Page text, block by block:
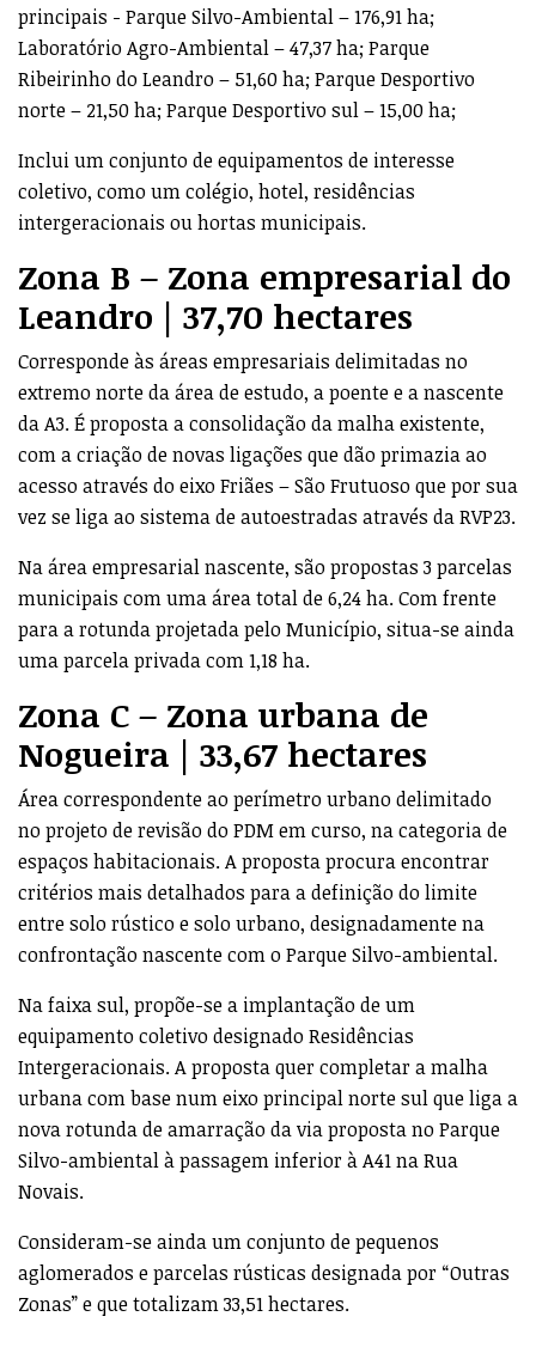
principais - Parque Silvo-Ambiental – 176,91 ha;
Laboratório Agro-Ambiental – 47,37 ha; Parque
Ribeirinho do Leandro – 51,60 ha; Parque Desportivo
norte – 21,50 ha; Parque Desportivo sul – 15,00 ha;
Inclui um conjunto de equipamentos de interesse
coletivo, como um colégio, hotel, residências
intergeracionais ou hortas municipais.
Zona B – Zona empresarial do
Leandro | 37,70 hectares
Corresponde às áreas empresariais delimitadas no
extremo norte da área de estudo, a poente e a nascente
da A3. É proposta a consolidação da malha existente,
com a criação de novas ligações que dão primazia ao
acesso através do eixo Friães – São Frutuoso que por sua
vez se liga ao sistema de autoestradas através da RVP23.
Na área empresarial nascente, são propostas 3 parcelas
municipais com uma área total de 6,24 ha. Com frente
para a rotunda projetada pelo Município, situa-se ainda
uma parcela privada com 1,18 ha.
Zona C – Zona urbana de
Nogueira | 33,67 hectares
Área correspondente ao perímetro urbano delimitado
no projeto de revisão do PDM em curso, na categoria de
espaços habitacionais. A proposta procura encontrar
critérios mais detalhados para a definição do limite
entre solo rústico e solo urbano, designadamente na
confrontação nascente com o Parque Silvo-ambiental.
Na faixa sul, propõe-se a implantação de um
equipamento coletivo designado Residências
Intergeracionais. A proposta quer completar a malha
urbana com base num eixo principal norte sul que liga a
nova rotunda de amarração da via proposta no Parque
Silvo-ambiental à passagem inferior à A41 na Rua
Novais.
Consideram-se ainda um conjunto de pequenos
aglomerados e parcelas rústicas designada por “Outras
Zonas” e que totalizam 33,51 hectares.